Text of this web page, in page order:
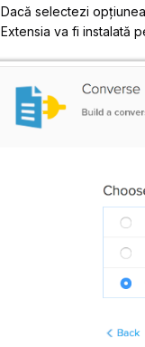
Dacă selectezi opțiunea
Extensia va fi instalată